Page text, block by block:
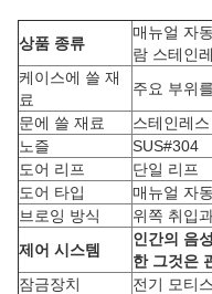
상품 종류
매뉴얼 자
람 스테인
케이스에 쓸 재
료
주요 부위
문에 쓸 재료
스테인레
노즐
SUS#304
도어 리프
단일 리프
도어 타입
매뉴얼 자
브로잉 방식
위쪽 취입
제어 시스템
인간의 음
한 그것은
잠금장치
전기 모티